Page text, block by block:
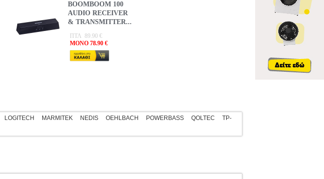
BOOMBOOM 100
AUDIO RECEIVER
& TRANSMITTER...
ΠΤΛ 89.90 €
MONO 78.90 €
LOGITECH MARMITEK NEDIS OEHLBACH POWERBASS QOLTEC
TP-